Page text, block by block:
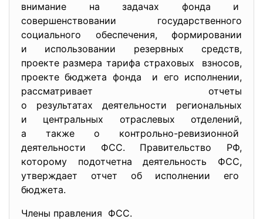
внимание на задачах фонда и
совершенствовании государственного
социального обеспечения, формировании
и использовании резервных средств,
проекте размера тарифа страховых взносов,
проекте бюджета фонда и его исполнении,
рассматривает отчеты
о результатах деятельности региональных
и центральных отраслевых отделений,
а также о контрольно-ревизионной
деятельности ФСС. Правительство РФ,
которому подотчетна деятельность ФСС,
утверждает отчет об исполнении его
бюджета.
Члены правления ФСС.